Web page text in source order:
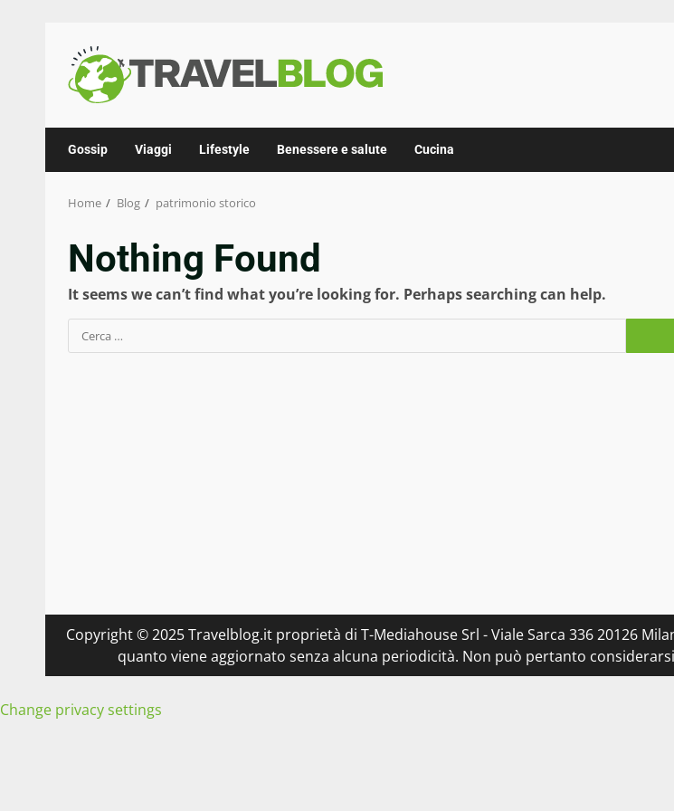
content
Gossip Viaggi Lifestyle Benessere e salute Cucina
Home Blog patrimonio storico
Nothing Found
It seems we can’t find what you’re looking for. Perhaps searching can help.
Ricerca
per:
Copyright © 2025 Travelblog.it proprietà di T-Mediahouse Srl - Viale Sarca 336 20126
quanto viene aggiornato senza alcuna periodicità. Non può pertanto
Change privacy settings